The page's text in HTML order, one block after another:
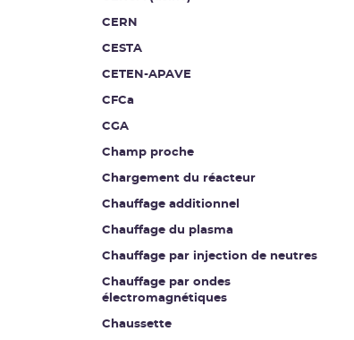
CERN
CESTA
CETEN-APAVE
CFCa
CGA
Champ proche
Chargement du réacteur
Chauffage additionnel
Chauffage du plasma
Chauffage par injection de neutres
Chauffage par ondes
électromagnétiques
Chaussette